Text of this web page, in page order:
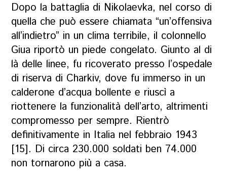
Dopo la battaglia di Nikolaevka, nel corso di
quella che può essere chiamata “un’offensiva
all’indietro” in un clima terribile, il colonnello
Giua riportò un piede congelato. Giunto al di
là delle linee, fu ricoverato presso l’ospedale
di riserva di Charkiv, dove fu immerso in un
calderone d’acqua bollente e riuscì a
riottenere la funzionalità dell’arto, altrimenti
compromesso per sempre. Rientrò
definitivamente in Italia nel febbraio 1943
[15]. Di circa 230.000 soldati ben 74.000
non tornarono più a casa.